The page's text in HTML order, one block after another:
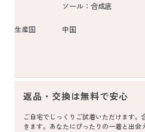
ソール：合成底
生産国 中国
返品・交換は無料で安心
ご自宅でじっくりご試着いただけます
きます。あなたにぴったりの一着と出会